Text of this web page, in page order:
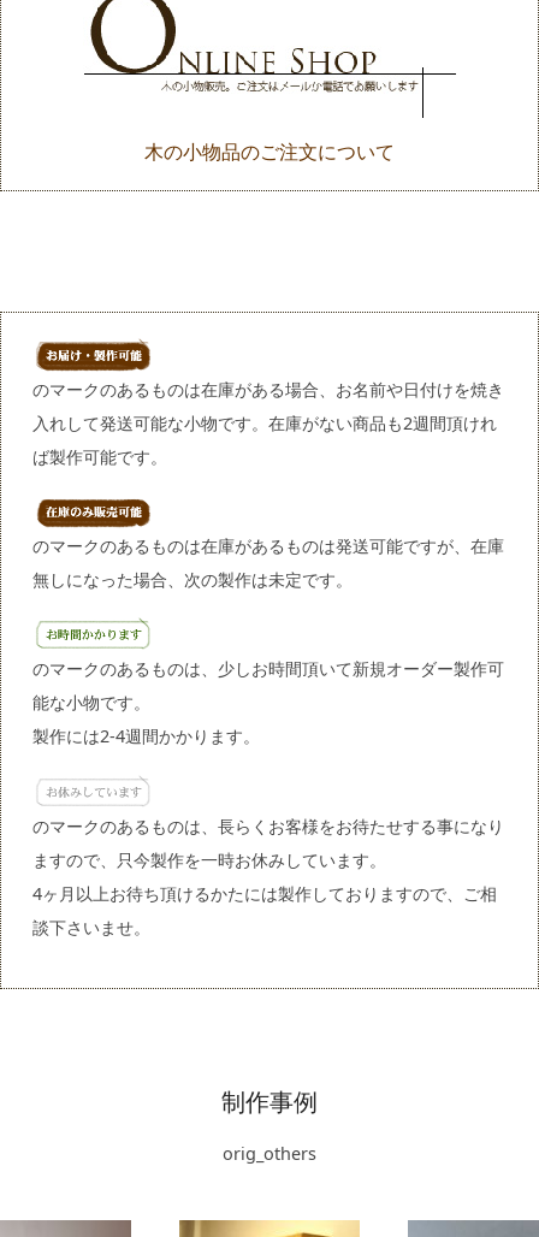
木の小物品のご注文について
のマークのあるものは在庫がある場合、お名前や日付けを焼き
入れして発送可能な小物です。在庫がない商品も2週間頂けれ
ば製作可能です。
のマークのあるものは在庫があるものは発送可能ですが、在庫
無しになった場合、次の製作は未定です。
のマークのあるものは、少しお時間頂いて新規オーダー製作可
能な小物です。
製作には2-4週間かかります。
のマークのあるものは、長らくお客様をお待たせする事になり
ますので、只今製作を一時お休みしています。
4ヶ月以上お待ち頂けるかたには製作しておりますので、ご相
談下さいませ。
制作事例
orig_others